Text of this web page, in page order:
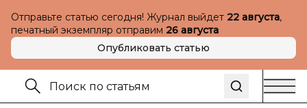
Отправьте статью сегодня! Журнал выйдет 22 августа,
печатный экземпляр отправим 26 августа
Опубликовать статью